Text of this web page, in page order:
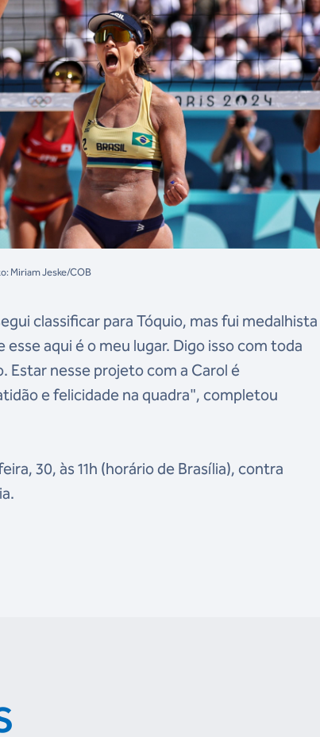
Miriam Jeske/COB
classificar para Tóquio, mas fui medalhista
aqui é o meu lugar. Digo isso com toda
Estar nesse projeto com a Carol é
e felicidade na quadra", completou
30, às 11h (horário de Brasília), contra